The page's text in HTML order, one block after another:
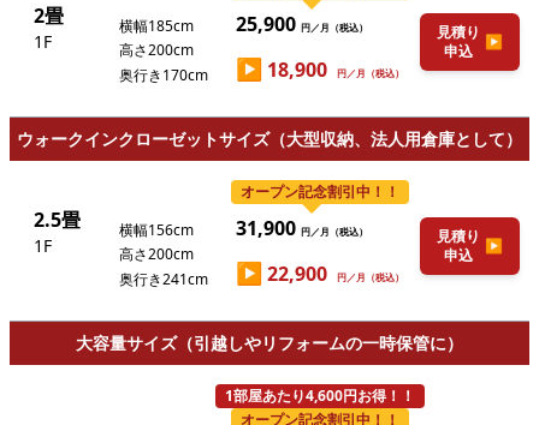
2畳
1F
横幅185cm
高さ200cm
奥行き170cm
25,900 円／月（税込）
▶ 18,900 円／月（税込）
見積り
申込
▶
ウォークインクローゼットサイズ（大型収納、法人用倉庫として）
2.5畳
1F
横幅156cm
高さ200cm
奥行き241cm
オープン記念割引中！！
31,900 円／月（税込）
▶ 22,900 円／月（税込）
見積り
申込
▶
大容量サイズ（引越しやリフォームの一時保管に）
オープン記念割引中！！
1部屋あたり4,600円お得！！